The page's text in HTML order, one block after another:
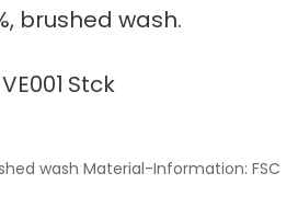
brushed wash.
Stck
wash Material-Information: FSC